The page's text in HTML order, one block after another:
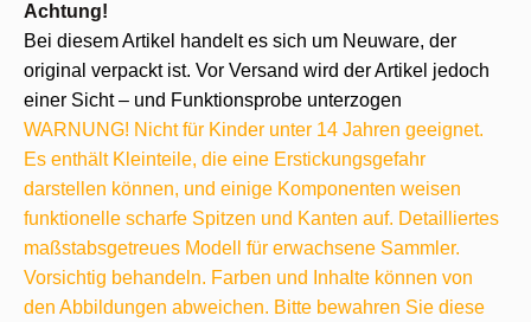
Achtung!
Bei diesem Artikel handelt es sich um Neuware, der
original verpackt ist. Vor Versand wird der Artikel jedoch
einer Sicht – und Funktionsprobe unterzogen
WARNUNG! Nicht für Kinder unter 14 Jahren geeignet.
Es enthält Kleinteile, die eine Erstickungsgefahr
darstellen können, und einige Komponenten weisen
funktionelle scharfe Spitzen und Kanten auf. Detailliertes
maßstabsgetreues Modell für erwachsene Sammler.
Vorsichtig behandeln. Farben und Inhalte können von
den Abbildungen abweichen. Bitte bewahren Sie diese